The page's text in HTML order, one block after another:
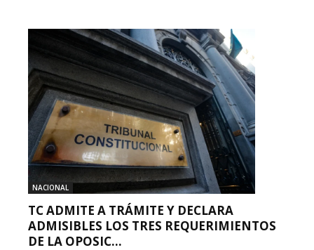
NACIONAL
TC ADMITE A TRÁMITE Y DECLARA
ADMISIBLES LOS TRES REQUERIMIENTOS
DE LA OPOSIC...